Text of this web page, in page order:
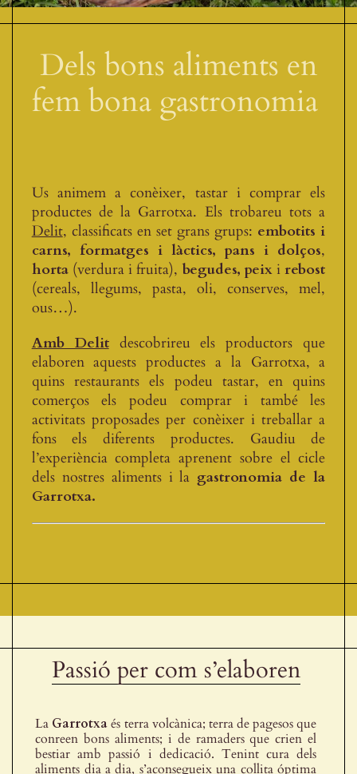
Dels bons aliments en
fem bona gastronomia
Us animem a conèixer, tastar i comprar els
productes de la Garrotxa. Els trobareu tots a
Delit, classificats en set grans grups: embotits i
carns, formatges i làctics, pans i dolços,
horta(verdura i fruita), begudes, peix irebost
(cereals, llegums, pasta, oli, conserves, mel,
ous…).
Amb Delitdescobrireu els productors que
elaboren aquests productes a la Garrotxa, a
quins restaurants els podeu tastar, en quins
comerços els podeu comprar i també les
activitats proposades per conèixer i treballar a
fons els diferents productes. Gaudiu de
l’experiència completa aprenent sobre el cicle
dels nostres aliments i la gastronomia de la
Garrotxa.
Passió per com s’elaboren
La Garrotxaés terra volcànica; terra de pagesos que
conreen bons aliments; i de ramaders que crien el
bestiar amb passió i dedicació. Tenint cura dels
aliments dia a dia, s’aconsegueix una collita óptima